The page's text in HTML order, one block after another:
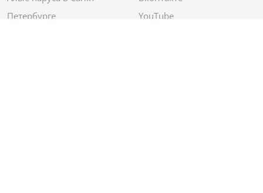
Петербурге
YouTube